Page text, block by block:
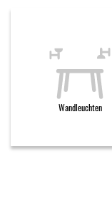
Wandleuchten